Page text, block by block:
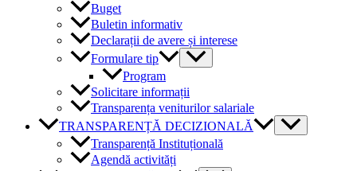
Buget
Buletin informativ
Declarații de avere și interese
Formulare tip
Program
Solicitare informații
Transparența veniturilor salariale
TRANSPARENȚĂ DECIZIONALĂ
Transparență Instituțională
Agendă activități